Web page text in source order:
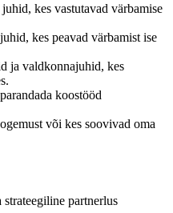
kes vastutavad värbamise
kes peavad värbamist ise
ja valdkonnajuhid, kes
koostööd
või kes soovivad oma
partnerlus